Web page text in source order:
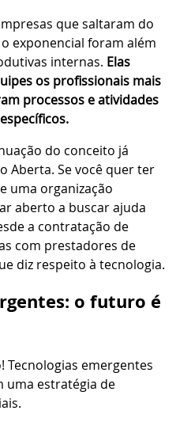
que saltaram do
exponencial foram além
internas. Elas
os profissionais mais
processos e atividades
do conceito já
Aberta. Se você quer ter
uma organização
aberto a buscar ajuda
a contratação de
com prestadores de
diz respeito à tecnologia.
o futuro é
Tecnologias emergentes
uma estratégia de